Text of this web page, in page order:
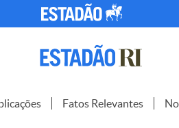
Fatos Relevantes